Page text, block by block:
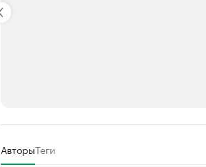
Крупнейшие производители
АвторыТеги